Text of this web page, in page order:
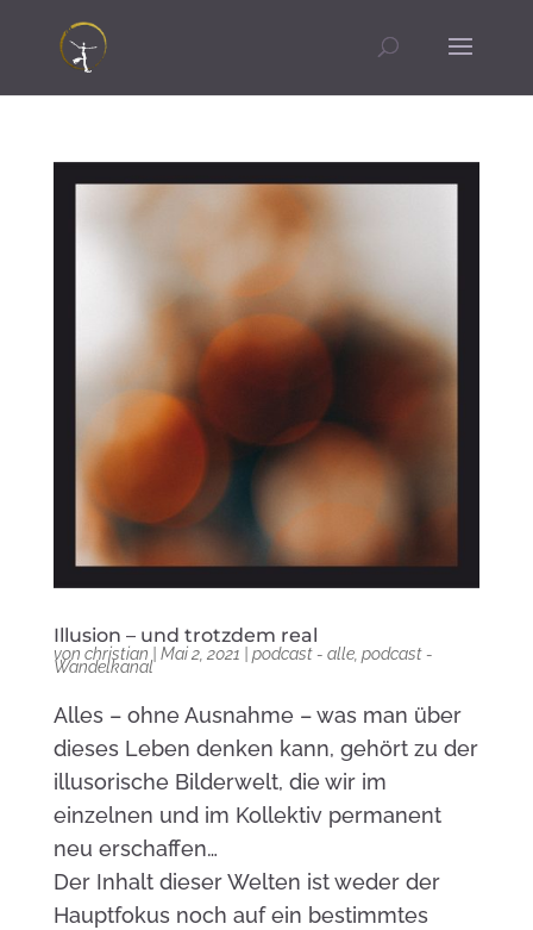
Illusion – und trotzdem real
von christian Mai 2, 2021 podcast - alle, podcast -
Wandelkanal
Alles – ohne Ausnahme – was man über
dieses Leben denken kann, gehört zu der
illusorische Bilderwelt, die wir im
einzelnen und im Kollektiv permanent
neu erschaffen…
Der Inhalt dieser Welten ist weder der
Hauptfokus noch auf ein bestimmtes